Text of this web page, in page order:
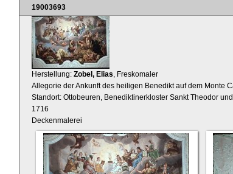
19003693
Herstellung: Zobel, Elias , Freskomaler
Allegorie der Ankunft des heiligen Benedikt auf dem Monte
Standort: Ottobeuren, Benediktinerkloster Sankt Theodor
1716
Deckenmalerei